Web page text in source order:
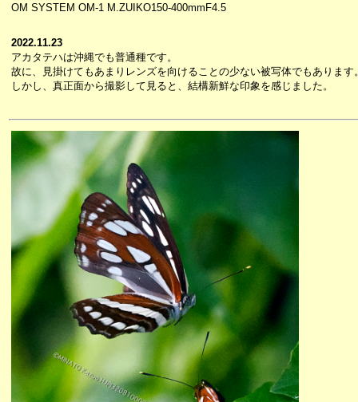
OM SYSTEM OM-1 M.ZUIKO150-400mmF4.5
2022.11.23
アカタテハは沖縄でも普通種です。
故に、見掛けてもあまりレンズを向けることの少ない被写体でもあります
しかし、真正面から撮影して見ると、結構新鮮な印象を感じました。